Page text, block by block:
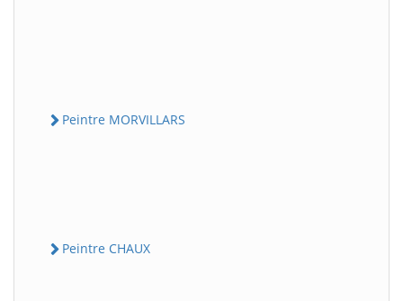
Peintre MORVILLARS
Peintre CHAUX